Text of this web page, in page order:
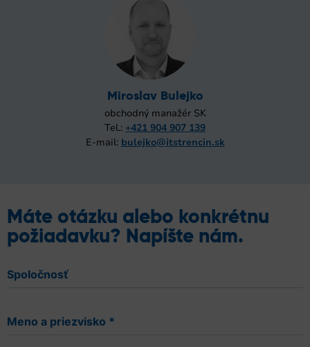
Miroslav Bulejko
obchodný manažér SK
Tel.: +421 904 907 139
E-mail: bulejko@itstrencin.sk
Máte otázku alebo konkrétnu
požiadavku? Napíšte nám.
Spoločnosť
Meno a priezvisko *